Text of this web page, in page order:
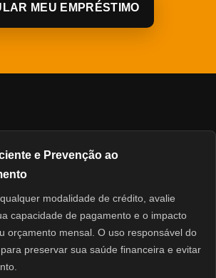
MEU EMPRÉSTIMO
e Prevenção ao
modalidade de crédito, avalie
capacidade de pagamento e o impacto
orçamento mensal. O uso responsável do
preservar sua saúde financeira e evitar